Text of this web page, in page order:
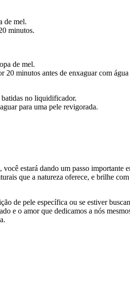
de mel.
minutos.
de mel.
20 minutos antes de enxaguar com
no liquidificador.
para uma pele revigorada.
estará dando um passo importante
que a natureza oferece, e brilhe
de pele específica ou se estiver
e o amor que dedicamos a nós